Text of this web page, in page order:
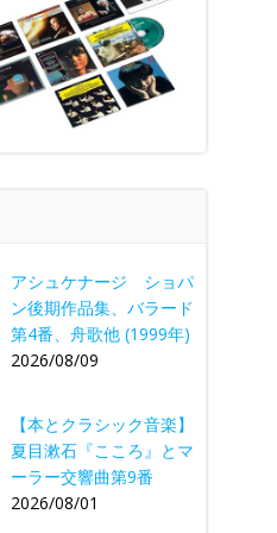
アシュケナージ ショパ
ン後期作品集、バラード
第4番、舟歌他 (1999年)
2026/08/09
【本とクラシック音楽】
夏目漱石『こころ』とマ
ーラー交響曲第9番
2026/08/01